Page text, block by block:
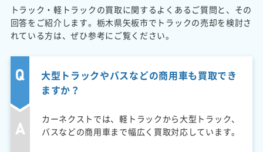
トラック・軽トラックの買取に関するよくあるご質問と、その
回答をご紹介します。栃木県矢板市でトラックの売却を検討さ
れている方は、ぜひ参考にご覧ください。
大型トラックやバスなどの商用車も買取でき
ますか？
カーネクストでは、軽トラックから大型トラック、
バスなどの商用車まで幅広く買取対応しています。